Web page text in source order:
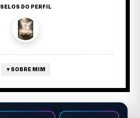
SELOS DO PERFIL
▼ SOBRE MIM